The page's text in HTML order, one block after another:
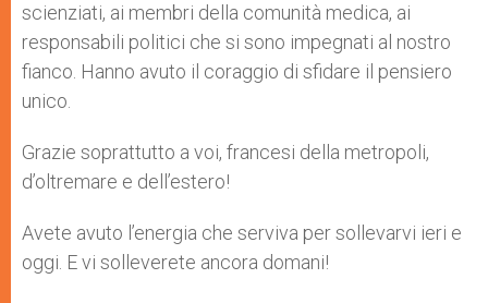
scienziati, ai membri della comunità medica, ai
responsabili politici che si sono impegnati al nostro
fianco. Hanno avuto il coraggio di sfidare il pensiero
unico.
Grazie soprattutto a voi, francesi della metropoli,
d’oltremare e dell’estero!
Avete avuto l’energia che serviva per sollevarvi ieri e
oggi. E vi solleverete ancora domani!